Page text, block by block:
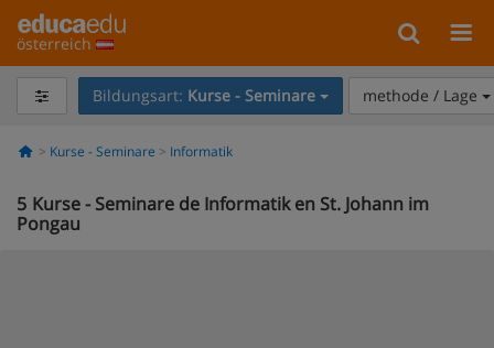
österreich
Bildungsart: Kurse - Seminare methode / Lage
Kurse - Seminare Informatik
5 Kurse - Seminare de Informatik en St. Johann im
Pongau